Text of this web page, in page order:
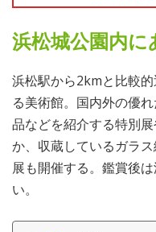
浜松城公園内
浜松駅から2kmと比較
る美術館。国内外の優
品などを紹介する特別
か、収蔵しているガラ
展も開催する。鑑賞後
い。